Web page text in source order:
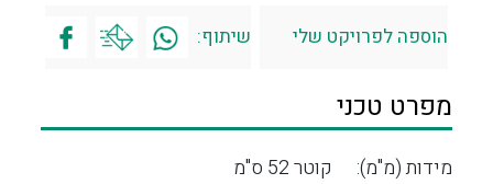
הוספה לפרויקט שלי שיתוף:
מפרט טכני
מידות (מ"מ):
קוטר 52 ס"מ